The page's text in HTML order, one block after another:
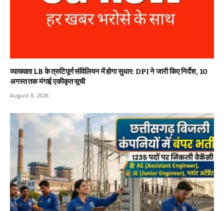
व्याख्याता LB के त्रुटिपूर्ण संविलियन में होगा सुधार: DPI ने जारी किए निर्देश, 10
अगस्त तक मंगाई एकीकृत सूची
August 8, 2026